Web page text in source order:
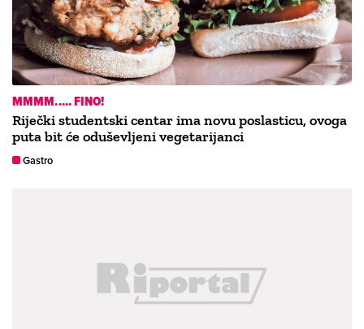
MMMM..... FINO!
Riječki studentski centar ima novu poslasticu, ovoga
puta bit će oduševljeni vegetarijanci
Gastro